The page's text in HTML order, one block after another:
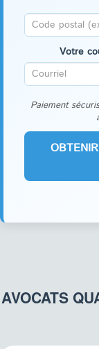
Votre
Paiement
AVOCATS